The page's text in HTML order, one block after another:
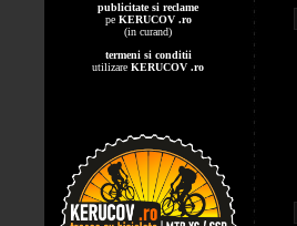
publicitate si reclame
pe KERUCOV .ro
(in curand)
termeni si conditii
utilizare KERUCOV .ro